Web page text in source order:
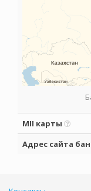
MII карты
Адрес сайта